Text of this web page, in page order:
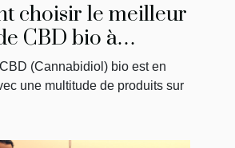
choisir le meilleur
CBD bio à
(Cannabidiol) bio est en
une multitude de produits sur